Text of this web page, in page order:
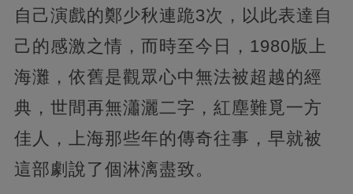
自己演戲的鄭少秋連跪3次，以此表達自
己的感激之情，而時至今日，1980版上
海灘，依舊是觀眾心中無法被超越的經
典，世間再無瀟灑二字，紅塵難覓一方
佳人，上海那些年的傳奇往事，早就被
這部劇說了個淋漓盡致。